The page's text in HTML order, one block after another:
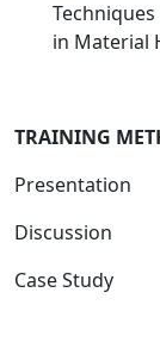
in Material
TRAINING
Presentation
Discussion
Case Study